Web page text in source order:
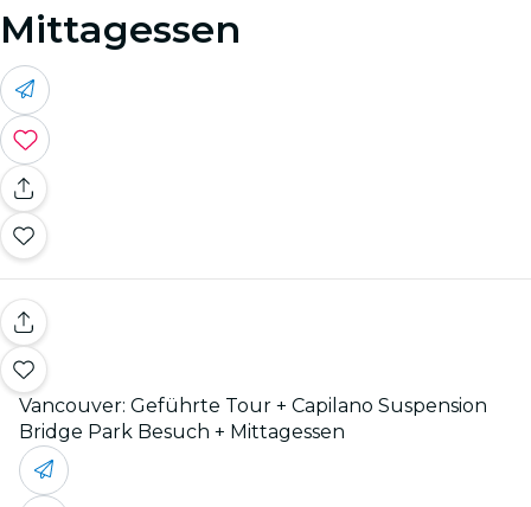
Mittagessen
Vancouver: Geführte Tour + Capilano Suspension
Bridge Park Besuch + Mittagessen